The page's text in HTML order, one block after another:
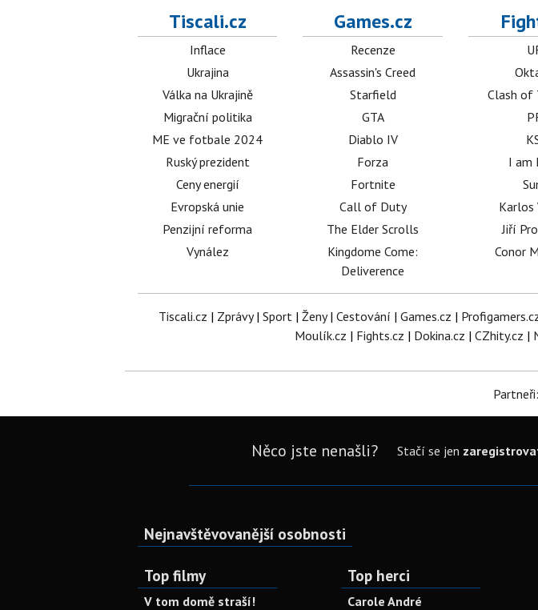
Tiscali.cz
Inflace
Ukrajina
Válka na Ukrajině
Migrační politika
ME ve fotbale 2024
Ruský prezident
Ceny energií
Evropská unie
Penzijní reforma
Vynález
Games.cz
Recenze
Assassin's Creed
Starfield
GTA
Diablo IV
Forza
Fortnite
Call of Duty
The Elder Scrolls
Kingdome Come:
Deliverence
Clash of
I am
Karlos
Jiří
Conor
Tiscali.cz | Zprávy| Sport| Ženy| Cestování | Games.cz |
Moulík.cz | Fights.cz | Dokina.cz | CZhity.cz |
Něco jste nenašli? Stačí se jen
Nejnavštěvovanější osobnosti
Top filmy
V tom domě straší!
Top herci
Carole André